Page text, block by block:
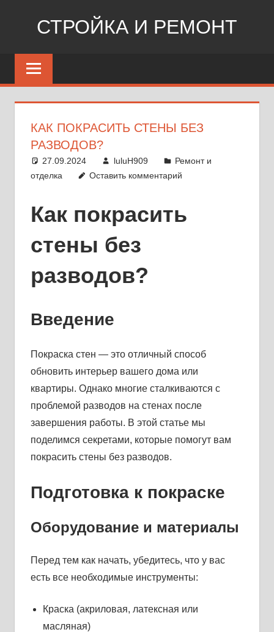
СТРОЙКА И РЕМОНТ
КАК ПОКРАСИТЬ СТЕНЫ БЕЗ
РАЗВОДОВ?
27.09.2024 luluH909
Ремонт и
отделка
Оставить комментарий
Как покрасить
стены без
разводов?
Введение
Покраска стен — это отличный способ
обновить интерьер вашего дома или
квартиры. Однако многие сталкиваются с
проблемой разводов на стенах после
завершения работы. В этой статье мы
поделимся секретами, которые помогут вам
покрасить стены без разводов.
Подготовка к покраске
Оборудование и материалы
Перед тем как начать, убедитесь, что у вас
есть все необходимые инструменты:
Краска (акриловая, латексная или
масляная)